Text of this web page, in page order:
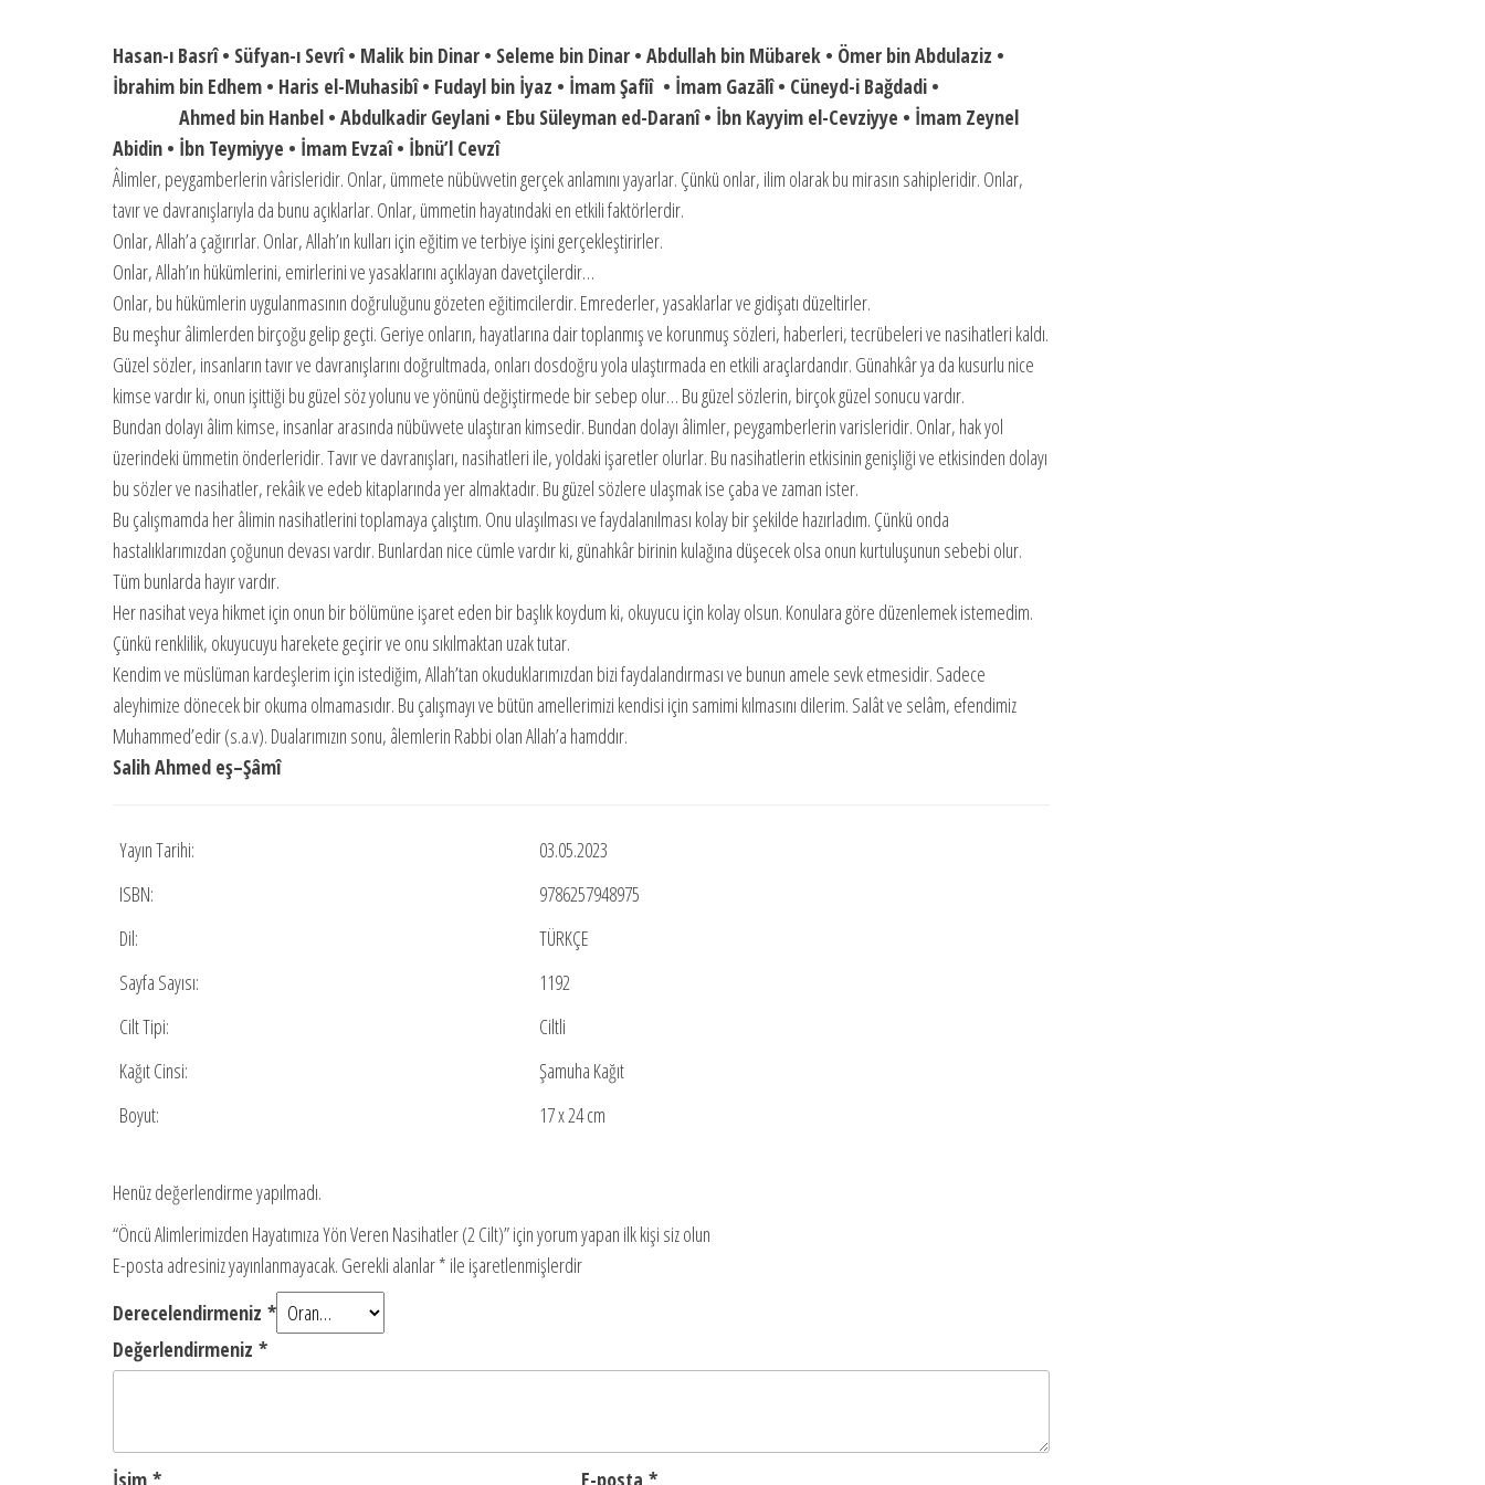
Hasan-ı Basrî • Süfyan-ı Sevrî • Malik bin Dinar • Seleme bin Dinar • Abdullah bin Mübarek • Ömer bin Abdulaziz •
İbrahim bin Edhem • Haris el-Muhasibî • Fudayl bin İyaz • İmam Şafiî • İmam Gazālî • Cüneyd-i Bağdadi •
Ahmed bin Hanbel • Abdulkadir Geylani • Ebu Süleyman ed-Daranî • İbn Kayyim el-Cevziyye • İmam Zeynel
Abidin • İbn Teymiyye • İmam Evzaî • İbnü’l Cevzî
Âlimler, peygamberlerin vârisleridir. Onlar, ümmete nübüvvetin gerçek anlamını yayarlar. Çünkü onlar, ilim olarak bu mirasın sahipleridir. Onlar,
tavır ve davranışlarıyla da bunu açıklarlar. Onlar, ümmetin hayatındaki en etkili faktörlerdir.
Onlar, Allah’a çağırırlar. Onlar, Allah’ın kulları için eğitim ve terbiye işini gerçekleştirirler.
Onlar, Allah’ın hükümlerini, emirlerini ve yasaklarını açıklayan davetçilerdir…
Onlar, bu hükümlerin uygulanmasının doğruluğunu gözeten eğitimcilerdir. Emrederler, yasaklarlar ve gidişatı düzeltirler.
Bu meşhur âlimlerden birçoğu gelip geçti. Geriye onların, hayatlarına dair toplanmış ve korunmuş sözleri, haberleri, tecrübeleri ve nasihatleri kaldı.
Güzel sözler, insanların tavır ve davranışlarını doğrultmada, onları dosdoğru yola ulaştırmada en etkili araçlardandır. Günahkâr ya da kusurlu nice
kimse vardır ki, onun işittiği bu güzel söz yolunu ve yönünü değiştirmede bir sebep olur… Bu güzel sözlerin, birçok güzel sonucu vardır.
Bundan dolayı âlim kimse, insanlar arasında nübüvvete ulaştıran kimsedir. Bundan dolayı âlimler, peygamberlerin varisleridir. Onlar, hak yol
üzerindeki ümmetin önderleridir. Tavır ve davranışları, nasihatleri ile, yoldaki işaretler olurlar. Bu nasihatlerin etkisinin genişliği ve etkisinden dolayı
bu sözler ve nasihatler, rekâik ve edeb kitaplarında yer almaktadır. Bu güzel sözlere ulaşmak ise çaba ve zaman ister.
Bu çalışmamda her âlimin nasihatlerini toplamaya çalıştım. Onu ulaşılması ve faydalanılması kolay bir şekilde hazırladım. Çünkü onda
hastalıklarımızdan çoğunun devası vardır. Bunlardan nice cümle vardır ki, günahkâr birinin kulağına düşecek olsa onun kurtuluşunun sebebi olur.
Tüm bunlarda hayır vardır.
Her nasihat veya hikmet için onun bir bölümüne işaret eden bir başlık koydum ki, okuyucu için kolay olsun. Konulara göre düzenlemek istemedim.
Çünkü renklilik, okuyucuyu harekete geçirir ve onu sıkılmaktan uzak tutar.
Kendim ve müslüman kardeşlerim için istediğim, Allah’tan okuduklarımızdan bizi faydalandırması ve bunun amele sevk etmesidir. Sadece
aleyhimize dönecek bir okuma olmamasıdır. Bu çalışmayı ve bütün amellerimizi kendisi için samimi kılmasını dilerim. Salât ve selâm, efendimiz
Muhammed’edir (s.a.v). Dualarımızın sonu, âlemlerin Rabbi olan Allah’a hamddır.
Salih Ahmed eş–Şâmî
Yayın Tarihi:
03.05.2023
ISBN:
9786257948975
Dil:
TÜRKÇE
Sayfa Sayısı:
1192
Cilt Tipi:
Ciltli
Kağıt Cinsi:
Şamuha Kağıt
Boyut:
17 x 24 cm
Henüz değerlendirme yapılmadı.
“Öncü Alimlerimizden Hayatımıza Yön Veren Nasihatler (2 Cilt)” için yorum yapan ilk kişi siz olun
E-posta adresiniz yayınlanmayacak. Gerekli alanlar* ile işaretlenmişlerdir
Derecelendirmeniz *
Değerlendirmeniz *
İsim * E-posta *